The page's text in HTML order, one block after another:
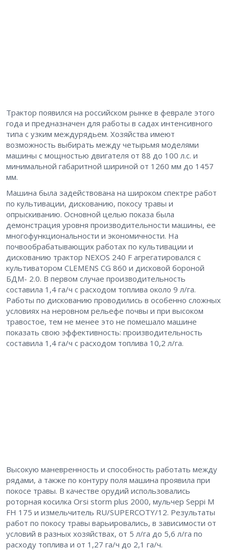
Трактор появился на российском рынке в феврале этого
года и предназначен для работы в садах интенсивного
типа с узким междурядьем. Хозяйства имеют
возможность выбирать между четырьмя моделями
машины с мощностью двигателя от 88 до 100 л.с. и
минимальной габаритной шириной от 1260 мм до 1457
мм.
Машина была задействована на широком спектре работ
по культивации, дискованию, покосу травы и
опрыскиванию. Основной целью показа была
демонстрация уровня производительности машины, ее
многофункциональности и экономичности. На
почвообрабатывающих работах по культивации и
дискованию трактор NEXOS 240 F агрегатировался с
культиватором CLEMENS CG 860 и дисковой бороной
БДМ- 2.0. В первом случае производительность
составила 1,4 га/ч с расходом топлива около 9 л/га.
Работы по дискованию проводились в особенно сложных
условиях на неровном рельефе почвы и при высоком
травостое, тем не менее это не помешало машине
показать свою эффективность: производительность
составила 1,4 га/ч с расходом топлива 10,2 л/га.
Высокую маневренность и способность работать между
рядами, а также по контуру поля машина проявила при
покосе травы. В качестве орудий использовались
роторная косилка Orsi storm plus 2000, мульчер Seppi M
FH 175 и измельчитель RU/SUPERCOTY/12. Результаты
работ по покосу травы варьировались, в зависимости от
условий в разных хозяйствах, от 5 л/га до 5,6 л/га по
расходу топлива и от 1,27 га/ч до 2,1 га/ч.